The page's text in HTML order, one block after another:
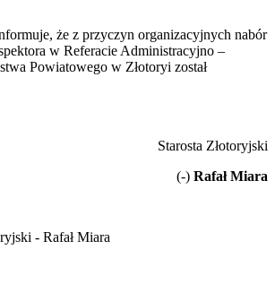
że z przyczyn organizacyjnych nabór
w Referacie Administracyjno –
Powiatowego w Złotoryi został
Starosta Złotoryjski
(-) Rafał Miara
- Rafał Miara